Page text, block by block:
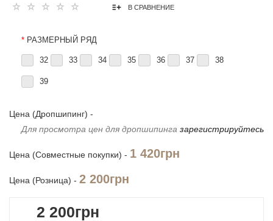
В СРАВНЕНИЕ
* РАЗМЕРНЫЙ РЯД
32 33 34 35 36 37 38
39
Цена (Дропшипинг) -
Для просмотра цен для дропшипинга зарегистрируйтесь
Цена (Совместные покупки) - 1 420грн
Цена (Розница) - 2 200грн
2 200грн